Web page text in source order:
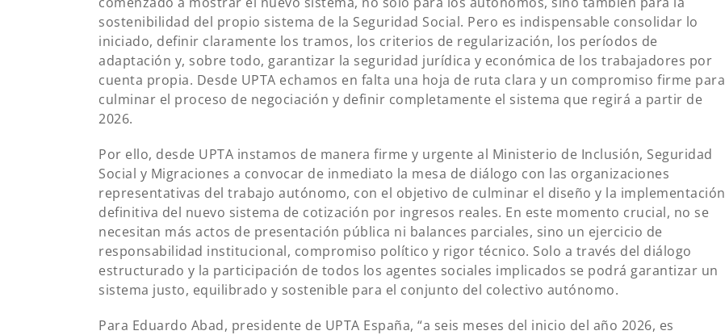
sostenibilidad del propio sistema de la Seguridad Social. Pero es indispensable consolidar lo
iniciado, definir claramente los tramos, los criterios de regularización, los períodos de
adaptación y, sobre todo, garantizar la seguridad jurídica y económica de los trabajadores por
cuenta propia. Desde UPTA echamos en falta una hoja de ruta clara y un compromiso firme para
culminar el proceso de negociación y definir completamente el sistema que regirá a partir de
2026.
Por ello, desde UPTA instamos de manera firme y urgente al Ministerio de Inclusión, Seguridad
Social y Migraciones a convocar de inmediato la mesa de diálogo con las organizaciones
representativas del trabajo autónomo, con el objetivo de culminar el diseño y la implementación
definitiva del nuevo sistema de cotización por ingresos reales. En este momento crucial, no se
necesitan más actos de presentación pública ni balances parciales, sino un ejercicio de
responsabilidad institucional, compromiso político y rigor técnico. Solo a través del diálogo
estructurado y la participación de todos los agentes sociales implicados se podrá garantizar un
sistema justo, equilibrado y sostenible para el conjunto del colectivo autónomo.
Para Eduardo Abad, presidente de UPTA España, “a seis meses del inicio del año 2026, es